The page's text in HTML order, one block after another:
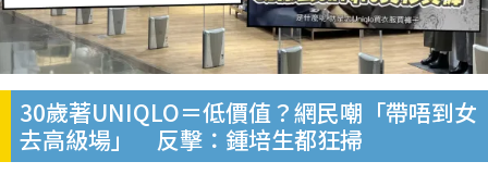
30歲著UNIQLO＝低價值？網民嘲「帶唔到女
去高級場」 反擊：鍾培生都狂掃